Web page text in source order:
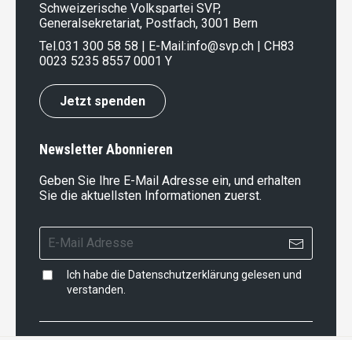
Schweizerische Volkspartei SVP,
Generalsekretariat, Postfach, 3001 Bern
Tel.031 300 58 58 | E-Mail:info@svp.ch | CH83
0023 5235 8557 0001 Y
Jetzt spenden
Newsletter Abonnieren
Geben Sie Ihre E-Mail Adresse ein, und erhalten
Sie die aktuellsten Informationen zuerst.
Ich habe die Datenschutzerklärung gelesen und
verstanden.